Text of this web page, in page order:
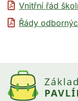
Vnitřní řád
Řády